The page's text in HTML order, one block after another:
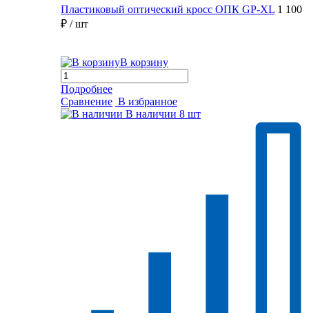
Пластиковый оптический кросс ОПК GP-XL 1 100
₽ / шт
В корзину
Подробнее
Сравнение В избранное
В наличии 8 шт